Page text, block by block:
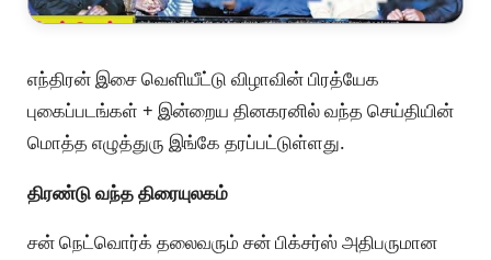
எந்திரன் இசை வெளியீட்டு விழாவின் பிரத்யேக
புகைப்படங்கள் + இன்றைய தினகரனில் வந்த செய்தியின்
மொத்த எழுத்துரு இங்கே தரப்பட்டுள்ளது.
திரண்டு வந்த திரையுலகம்
சன் நெட்வொர்க் தலைவரும் சன் பிக்சர்ஸ் அதிபருமான